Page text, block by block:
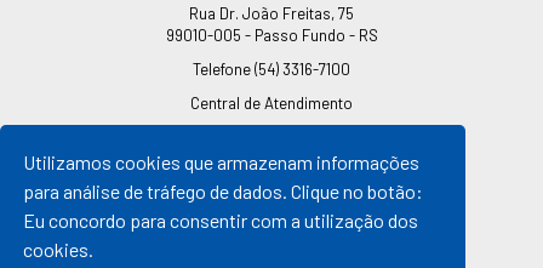
Utilizamos cookies que armazenam informações
para análise de tráfego de dados. Clique no botão:
Eu concordo para consentir com a utilização dos
cookies.
Endereço
Rua Dr. João Freitas, 75
99010-005 - Passo Fundo - RS
Telefone(54) 3316-7100
Central de Atendimento
0800 541 7100
Horário de Atendimento
De segunda a sexta-feira